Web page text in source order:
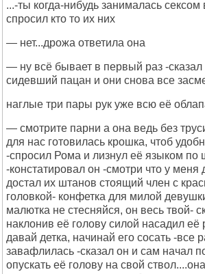
...-ты когда-нибудь занималась сексом
спросил кто то их них
— нет...дрожа ответила она
— ну всё бывает в первый раз -сказал
сидевший пацан и они снова все
наглые три пары рук уже всю её
— смотрите парни а она ведь без
для нас готовилась крошка, чтоб
-спросил Рома и лизнул её языком по
-констатировал он -смотри что у меня
достал их штанов стоящий член с
головкой- конфетка для милой
малютка не стесняйся, он весь твой-
наклонив её голову силой насадил её
давай детка, начинай его сосать -все
завафлилась -сказал он и сам начал
опускать её голову на свой